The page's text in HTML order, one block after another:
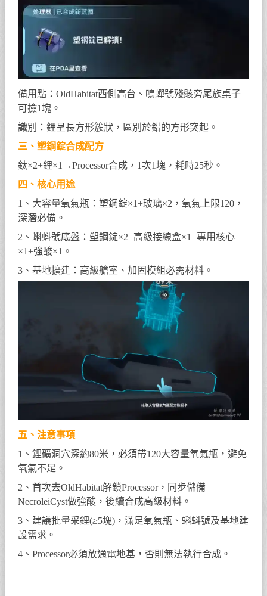
備用點：OldHabitat西側高台、鳴蟬號殘骸旁尾族桌子
可撿1塊。
識別：鋰呈長方形簇狀，區別於鉛的方形突起。
三、塑鋼錠合成配方
鈦×2+鋰×1→Processor合成，1次1塊，耗時25秒。
四、核心用途
1、大容量氧氣瓶：塑鋼錠×1+玻璃×2，氧氣上限120，
深潛必備。
2、蝌蚪號底盤：塑鋼錠×2+高級接線盒×1+專用核心
×1+強酸×1。
3、基地擴建：高級艙室、加固模組必需材料。
五、注意事項
1、鋰礦洞穴深約80米，必須帶120大容量氧氣瓶，避免
氧氣不足。
2、首次去OldHabitat解鎖Processor，同步儲備
NecroleiCyst做強酸，後續合成高級材料。
3、建議批量采鋰(≥5塊)，滿足氧氣瓶、蝌蚪號及基地建
設需求。
4、Processor必須放通電地基，否則無法執行合成。